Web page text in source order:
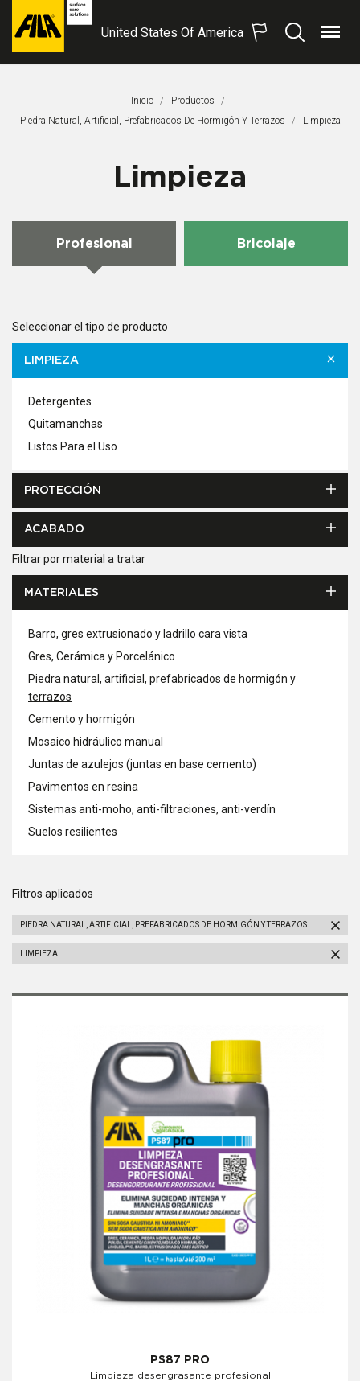
FILA
SB
United States Of America
BuscarMenú
Inicio
Productos
Piedra Natural, Artificial, Prefabricados De Hormigón Y Terrazos
Página
Limpieza
Limpieza
Profesional Bricolaje
Seleccionar el tipo de producto
LIMPIEZA
Detergentes
Quitamanchas
Listos Para el Uso
PROTECCIÓN
ACABADO
Filtrar por material a tratar
MATERIALES
Barro, gres extrusionado y ladrillo cara vista
Gres, Cerámica y Porcelánico
Piedra natural, artificial, prefabricados de hormigón y
terrazos
Cemento y hormigón
Mosaico hidráulico manual
Juntas de azulejos (juntas en base cemento)
Pavimentos en resina
Sistemas anti-moho, anti-filtraciones, anti-verdín
Suelos resilientes
Filtros aplicados
PIEDRA NATURAL, ARTIFICIAL, PREFABRICADOS DE HORMIGÓN Y TERRAZOS
LIMPIEZA
PS87 PRO
Limpieza desengrasante profesional